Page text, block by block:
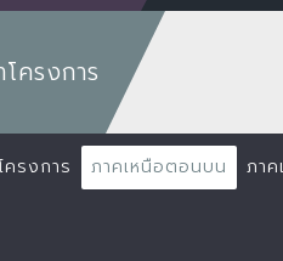
ครงการ
ครงการ ภาคเหนือตอนบน ภา